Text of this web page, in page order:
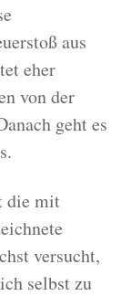
aus
eher
von der
geht es
die mit
versucht,
selbst zu